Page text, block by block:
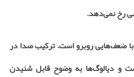
رخ نمی‌دهد.
ضعف‌هایی روبرو است. ترکیب صدا در
و دیالوگ‌ها به وضوح قابل شنیدن